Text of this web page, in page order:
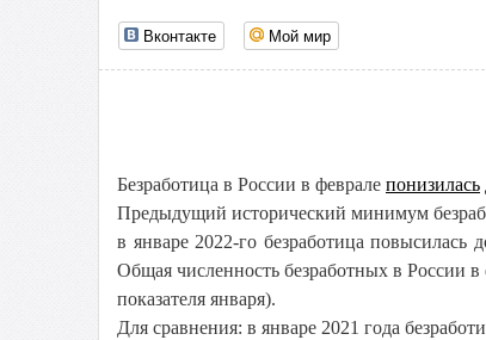
Вконтакте Мой мир
Безработица в России в феврале понизилась
Предыдущий исторический минимум
в январе 2022-го безработица повысилась
Общая численность безработных в России
показателя января).
Для сравнения: в январе 2021 года